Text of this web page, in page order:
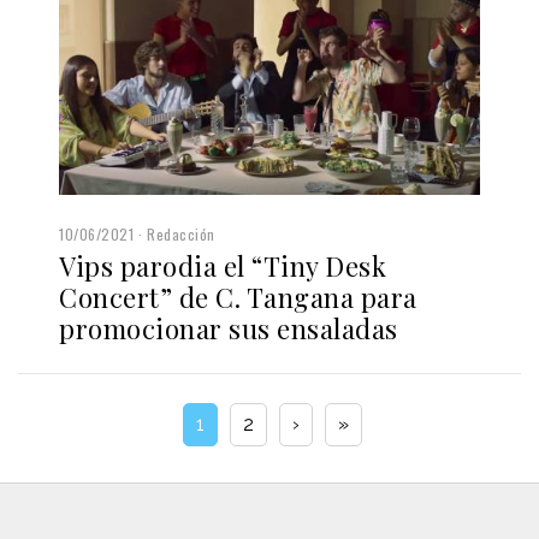
10/06/2021 Redacción
Vips parodia el “Tiny Desk
Concert” de C. Tangana para
promocionar sus ensaladas
1 2 › »